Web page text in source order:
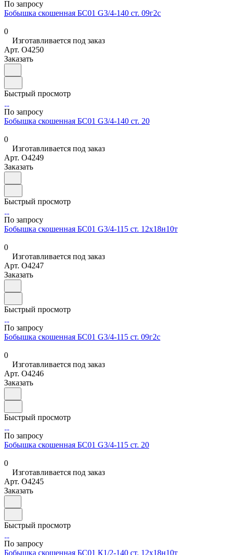
По запросу
Бобышка скошенная БС01 G3/4-140 ст. 09г2с
0
Изготавливается под заказ
Арт. O4250
Заказать
Быстрый просмотр
По запросу
Бобышка скошенная БС01 G3/4-140 ст. 20
0
Изготавливается под заказ
Арт. O4249
Заказать
Быстрый просмотр
По запросу
Бобышка скошенная БС01 G3/4-115 ст. 12х18н10т
0
Изготавливается под заказ
Арт. O4247
Заказать
Быстрый просмотр
По запросу
Бобышка скошенная БС01 G3/4-115 ст. 09г2с
0
Изготавливается под заказ
Арт. O4246
Заказать
Быстрый просмотр
По запросу
Бобышка скошенная БС01 G3/4-115 ст. 20
0
Изготавливается под заказ
Арт. O4245
Заказать
Быстрый просмотр
По запросу
Бобышка скошенная БС01 К1/2-140 ст. 12х18н10т